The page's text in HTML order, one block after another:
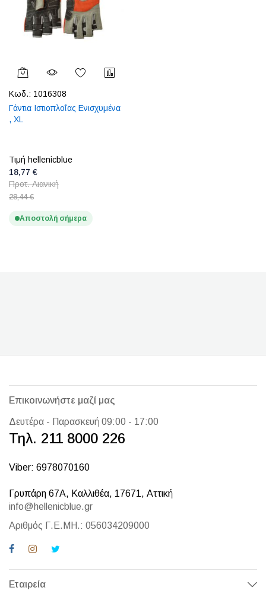
Κωδ.: 1016308
Γάντια Ιστιοπλοΐας Ενισχυμένα
, XL
Τιμή hellenicblue
18,77 €
Προτ. Λιανική
28,44 €
Αποστολή σήμερα
Επικοινωνήστε μαζί μας
Δευτέρα - Παρασκευή 09:00 - 17:00
Τηλ. 211 8000 226
Viber: 6978070160
Γρυπάρη 67Α, Καλλιθέα, 17671, Αττική
info@hellenicblue.gr
Αριθμός Γ.Ε.ΜΗ.: 056034209000
Εταιρεία